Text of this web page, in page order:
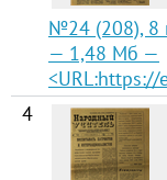
№24 (208), 8
— 1,48 Мб —
<URL:https://
4